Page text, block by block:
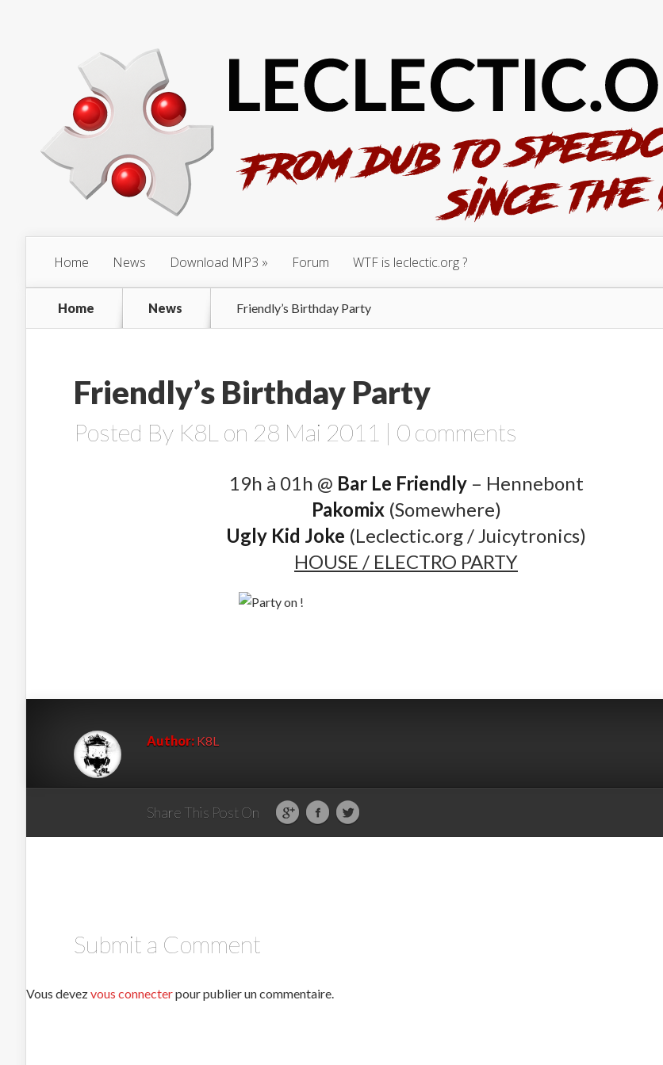
Home News Download MP3 Forum WTF is leclectic.org ?
Home News Friendly’s Birthday Party
Friendly’s Birthday Party
Posted By K8L on 28 Mai 2011 | 0 comments
19h à 01h @ Bar Le Friendly– Hennebont
Pakomix(Somewhere)
Ugly Kid Joke (Leclectic.org / Juicytronics)
HOUSE / ELECTRO PARTY
Author: K8L
Share This Post On
Submit a Comment
Vous devezvous connecterpour publier un commentaire.